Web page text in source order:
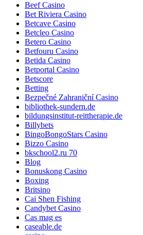
Beef Casino
Bet Riviera Casino
Betcave Casino
Betcleo Casino
Betero Casino
Betfouru Casino
Betida Casino
Betportal Casino
Betscore
Betting
Bezpečné Zahraniční Casino
bibliothek-sundern.de
bildungsinstitut-reittherapie.de
Billybets
BingoBongoStars Casino
Bizzo Casino
bkschool2.ru 70
Blog
Bonuskong Casino
Boxing
Britsino
Cai Shen Fishing
Candybet Casino
Cas mag es
caseable.de